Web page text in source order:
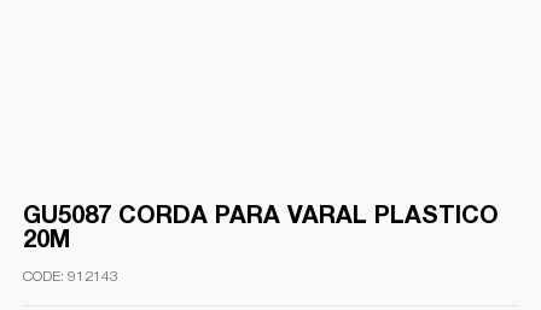
GU5087 CORDA PARA VARAL PLASTICO
20M
912143